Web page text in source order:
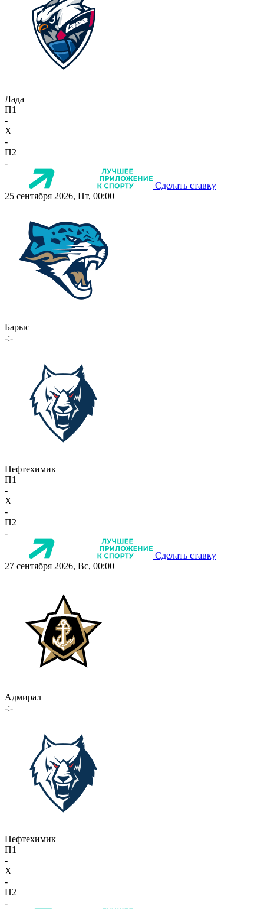
Лада
П1
-
X
-
П2
-
Сделать ставку
25 сентября 2026, Пт, 00:00
Барыс
-:-
Нефтехимик
П1
-
X
-
П2
-
Сделать ставку
27 сентября 2026, Вс, 00:00
Адмирал
-:-
Нефтехимик
П1
-
X
-
П2
-